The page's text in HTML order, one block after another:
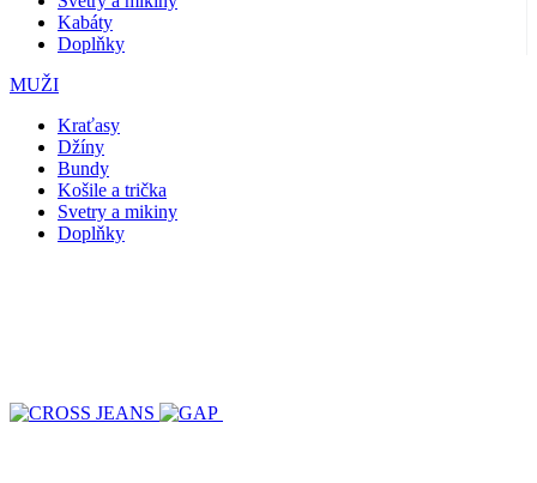
Kabáty
Doplňky
MUŽI
Kraťasy
Džíny
Bundy
Košile a trička
Svetry a mikiny
Doplňky